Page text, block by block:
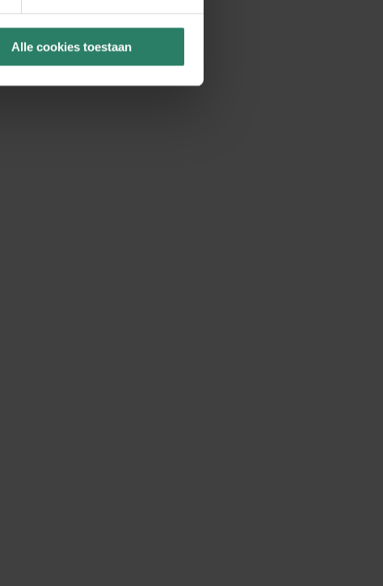
Alle cookies toestaan